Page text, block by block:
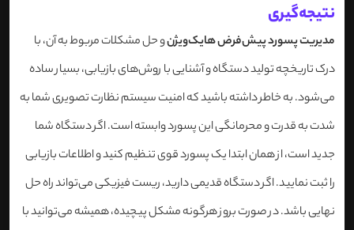
نتیجه‌گیری
مدیریت پسورد پیش‌فرض هایک‌ویژنو حل مشکلات مربوط به آن، با
درک تاریخچه تولید دستگاه و آشنایی با روش‌های بازیابی، بسیار ساده
می‌شود. به خاطر داشته باشید که امنیت سیستم نظارت تصویری شما به
شدت به قدرت و محرمانگی این پسورد وابسته است. اگر دستگاه شما
جدید است، از همان ابتدا یک پسورد قوی تنظیم کنید و اطلاعات بازیابی
را ثبت نمایید. اگر دستگاه قدیمی دارید، ریست فیزیکی می‌تواند راه حل
نهایی باشد. در صورت بروز هرگونه مشکل پیچیده، همیشه می‌توانید با